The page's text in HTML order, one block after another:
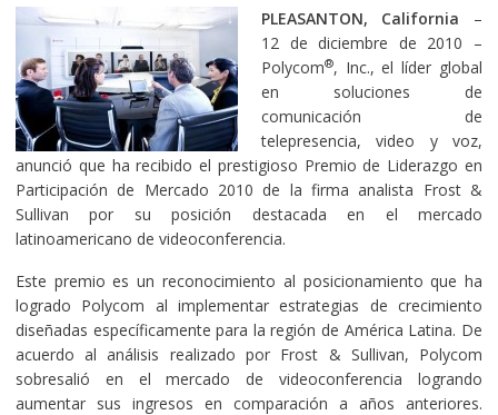
PLEASANTON, California –
12 de diciembre de 2010 –
Polycom®, Inc., el líder global
en soluciones de
comunicación de
telepresencia, video y voz,
anunció que ha recibido el prestigioso Premio de Liderazgo en
Participación de Mercado 2010 de la firma analista Frost &
Sullivan por su posición destacada en el mercado
latinoamericano de videoconferencia.
Este premio es un reconocimiento al posicionamiento que ha
logrado Polycom al implementar estrategias de crecimiento
diseñadas específicamente para la región de América Latina. De
acuerdo al análisis realizado por Frost & Sullivan, Polycom
sobresalió en el mercado de videoconferencia logrando
aumentar sus ingresos en comparación a años anteriores.